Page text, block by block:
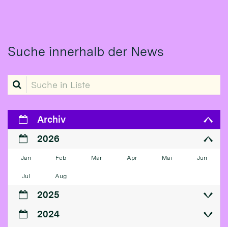
Suche innerhalb der News
Suche in Liste
Archiv
2026
Jan Feb Mär Apr Mai Jun
Jul Aug
2025
2024